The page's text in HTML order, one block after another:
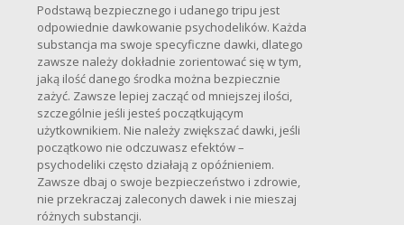
Podstawą bezpiecznego i udanego tripu jest
odpowiednie dawkowanie psychodelików. Każda
substancja ma swoje specyficzne dawki, dlatego
zawsze należy dokładnie zorientować się w tym,
jaką ilość danego środka można bezpiecznie
zażyć. Zawsze lepiej zacząć od mniejszej ilości,
szczególnie jeśli jesteś początkującym
użytkownikiem. Nie należy zwiększać dawki, jeśli
początkowo nie odczuwasz efektów –
psychodeliki często działają z opóźnieniem.
Zawsze dbaj o swoje bezpieczeństwo i zdrowie,
nie przekraczaj zaleconych dawek i nie mieszaj
różnych substancji.